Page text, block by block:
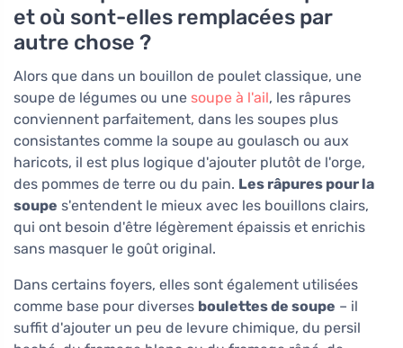
et où sont-elles remplacées par
autre chose ?
Alors que dans un bouillon de poulet classique, une
soupe de légumes ou une soupe à l'ail, les râpures
conviennent parfaitement, dans les soupes plus
consistantes comme la soupe au goulasch ou aux
haricots, il est plus logique d'ajouter plutôt de l'orge,
des pommes de terre ou du pain. Les râpures pour la
soupe s'entendent le mieux avec les bouillons clairs,
qui ont besoin d'être légèrement épaissis et enrichis
sans masquer le goût original.
Dans certains foyers, elles sont également utilisées
comme base pour diverses boulettes de soupe – il
suffit d'ajouter un peu de levure chimique, du persil